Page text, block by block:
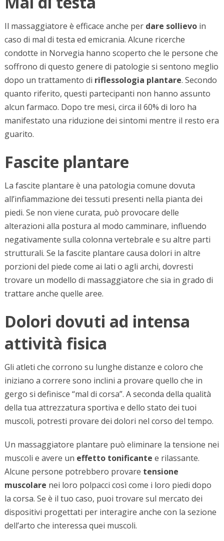
Il massaggiatore è efficace anche per dare sollievoin
caso di mal di testa ed emicrania. Alcune ricerche
condotte in Norvegia hanno scoperto che le persone che
soffrono di questo genere di patologie si sentono meglio
dopo un trattamento di riflessologia plantare. Secondo
quanto riferito, questi partecipanti non hanno assunto
alcun farmaco. Dopo tre mesi, circa il 60% di loro ha
manifestato una riduzione dei sintomi mentre il resto era
guarito.
Fascite plantare
La fascite plantare è una patologia comune dovuta
all’infiammazione dei tessuti presenti nella pianta dei
piedi. Se non viene curata, può provocare delle
alterazioni alla postura al modo camminare, influendo
negativamente sulla colonna vertebrale e su altre parti
strutturali. Se la fascite plantare causa dolori in altre
porzioni del piede come ai lati o agli archi, dovresti
trovare un modello di massaggiatore che sia in grado di
trattare anche quelle aree.
Dolori dovuti ad intensa
attività fisica
Gli atleti che corrono su lunghe distanze e coloro che
iniziano a correre sono inclini a provare quello che in
gergo si definisce “mal di corsa”. A seconda della qualità
della tua attrezzatura sportiva e dello stato dei tuoi
muscoli, potresti provare dei dolori nel corso del tempo.
Un massaggiatore plantare può eliminare la tensione nei
muscoli e avere un effetto tonificante e rilassante.
Alcune persone potrebbero provare tensione
muscolare nei loro polpacci così come i loro piedi dopo
la corsa. Se è il tuo caso, puoi trovare sul mercato dei
dispositivi progettati per interagire anche con la sezione
dell’arto che interessa quei muscoli.